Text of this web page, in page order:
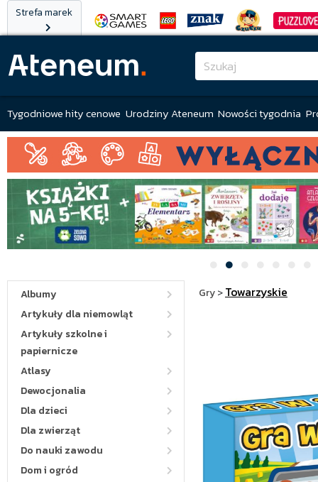
Strefa marek
Tygodniowe hity cenowe Urodziny Ateneum Nowości tygodnia
Albumy
Artykuły dla niemowląt
Artykuły szkolne i
papiernicze
Atlasy
Dewocjonalia
Dla dzieci
Dla zwierząt
Do nauki zawodu
Dom i ogród
Gry>Towarzyskie